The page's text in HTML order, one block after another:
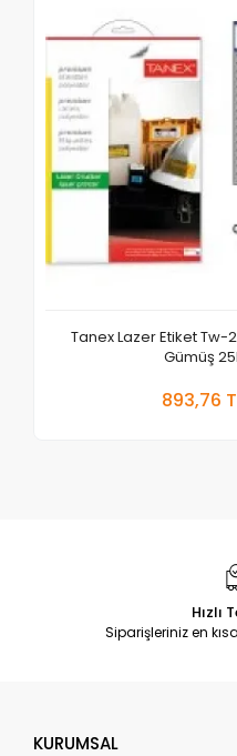
Tanex Lazer Etiket Tw-
Gümüş
893,76
Hızlı
Siparişleriniz en
KURUMSAL